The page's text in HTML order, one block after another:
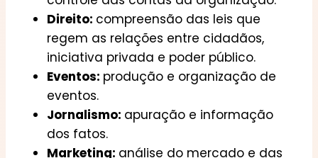
Direito: compreensão das leis que
regem as relações entre cidadãos,
iniciativa privada e poder público.
Eventos: produção e organização de
eventos.
Jornalismo: apuração e informação
dos fatos.
Marketing: análise do mercado e das